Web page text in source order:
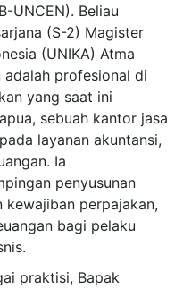
UNCEN). Beliau
(S-2) Magister
(UNIKA) Atma
profesional di
yang saat ini
sebuah kantor jasa
layanan akuntansi,
Ia
penyusunan
kewajiban perpajakan,
bagi pelaku
praktisi, Bapak